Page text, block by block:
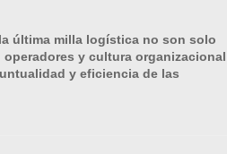
última milla logística no son solo
y cultura organizacional
y eficiencia de las